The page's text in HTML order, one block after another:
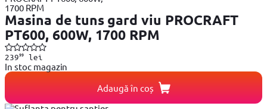
Masina de tuns gard viu PROCRAFT
PT600, 600W, 1700 RPM
23999lei
In stoc magazin
Adaugă în coș